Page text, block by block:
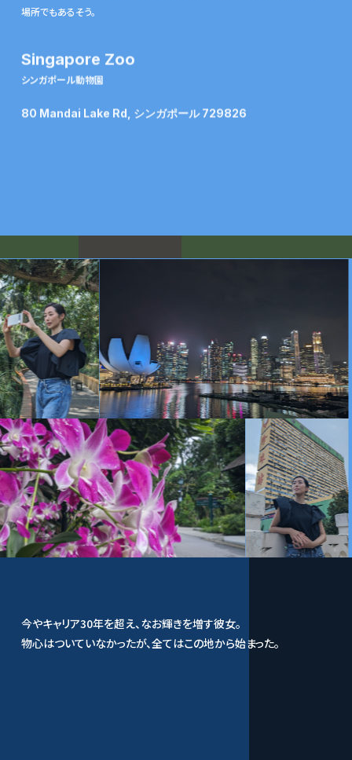
場所でもあるそう。
Singapore Zoo
シンガポール動物園
80 Mandai Lake Rd, シンガポール 729826
今やキャリア30年を超え、なお輝きを増す彼女。
物心はついていなかったが、全てはこの地から始まった。